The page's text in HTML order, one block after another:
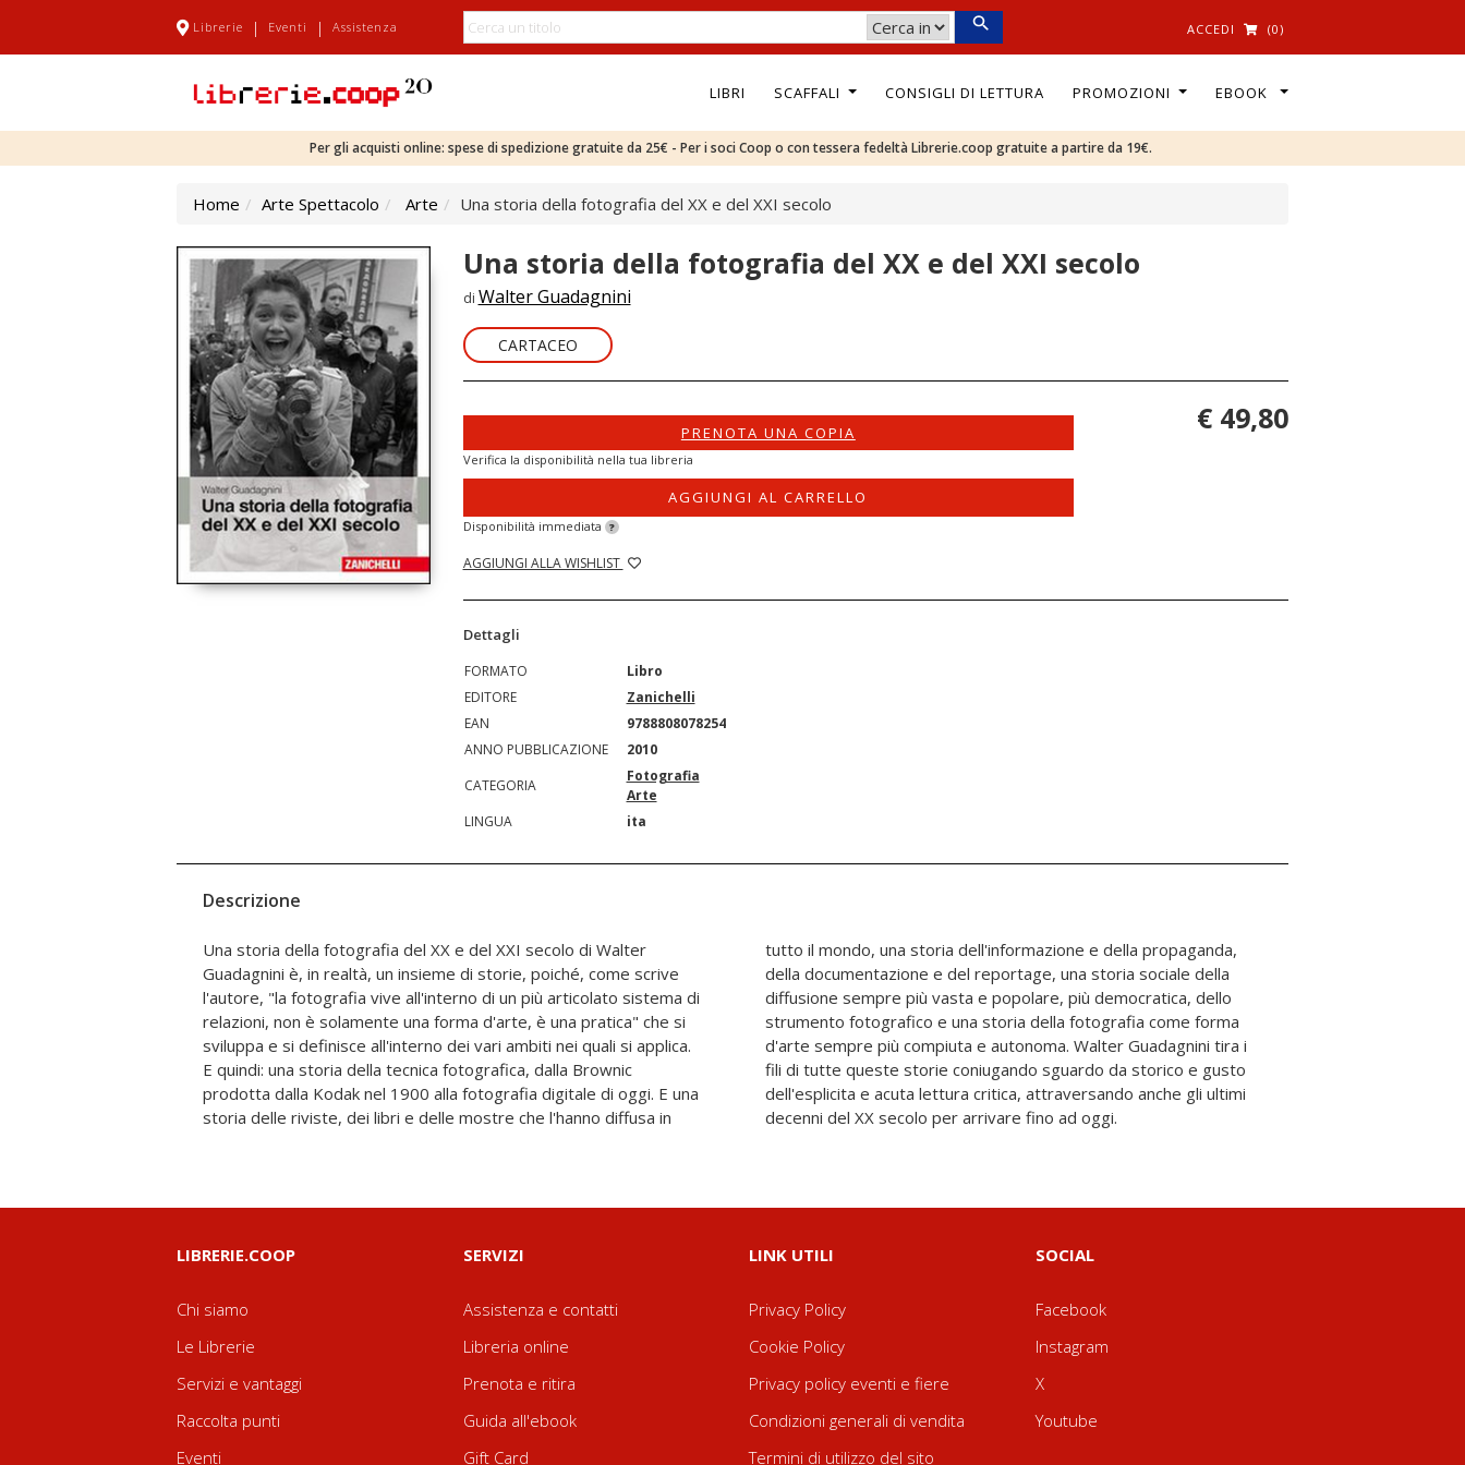
Librerie | Eventi | Assistenza ACCEDI (0)
LIBRI SCAFFALI CONSIGLI DI LETTURA PROMOZIONI EBOOK
Per gli acquisti online: spese di spedizione gratuite da 25€ - Per i soci Coop o con tessera fedeltà Librerie.coop gratuite a partire da 19€.
Home Arte Spettacolo Arte Una storia della fotografia del XX e del XXI secolo
Una storia della fotografia del XX e del XXI secolo
di Walter Guadagnini
CARTACEO
PRENOTA UNA COPIA
Verifica la disponibilità nella tua libreria
AGGIUNGI AL CARRELLO
Disponibilità immediata ?
AGGIUNGI ALLA WISHLIST
€ 49,80
Dettagli
FORMATO
Libro
EDITORE
Zanichelli
EAN
9788808078254
ANNO PUBBLICAZIONE
2010
CATEGORIA
Fotografia
Arte
LINGUA
ita
Descrizione
Una storia della fotografia del XX e del XXI secolo di Walter
Guadagnini è, in realtà, un insieme di storie, poiché, come scrive
l'autore, "la fotografia vive all'interno di un più articolato sistema di
relazioni, non è solamente una forma d'arte, è una pratica" che si
sviluppa e si definisce all'interno dei vari ambiti nei quali si applica.
E quindi: una storia della tecnica fotografica, dalla Brownic
prodotta dalla Kodak nel 1900 alla fotografia digitale di oggi. E una
storia delle riviste, dei libri e delle mostre che l'hanno diffusa in
tutto il mondo, una storia dell'informazione e della propaganda,
della documentazione e del reportage, una storia sociale della
diffusione sempre più vasta e popolare, più democratica, dello
strumento fotografico e una storia della fotografia come forma
d'arte sempre più compiuta e autonoma. Walter Guadagnini tira i
fili di tutte queste storie coniugando sguardo da storico e gusto
dell'esplicita e acuta lettura critica, attraversando anche gli ultimi
decenni del XX secolo per arrivare fino ad oggi.
LIBRERIE.COOP
Chi siamo
Le Librerie
Servizi e vantaggi
Raccolta punti
Eventi
SERVIZI
Assistenza e contatti
Libreria online
Prenota e ritira
Guida all'ebook
Gift Card
LINK UTILI
Privacy Policy
Cookie Policy
Privacy policy eventi e fiere
Condizioni generali di vendita
Termini di utilizzo del sito
SOCIAL
Facebook
Instagram
X
Youtube